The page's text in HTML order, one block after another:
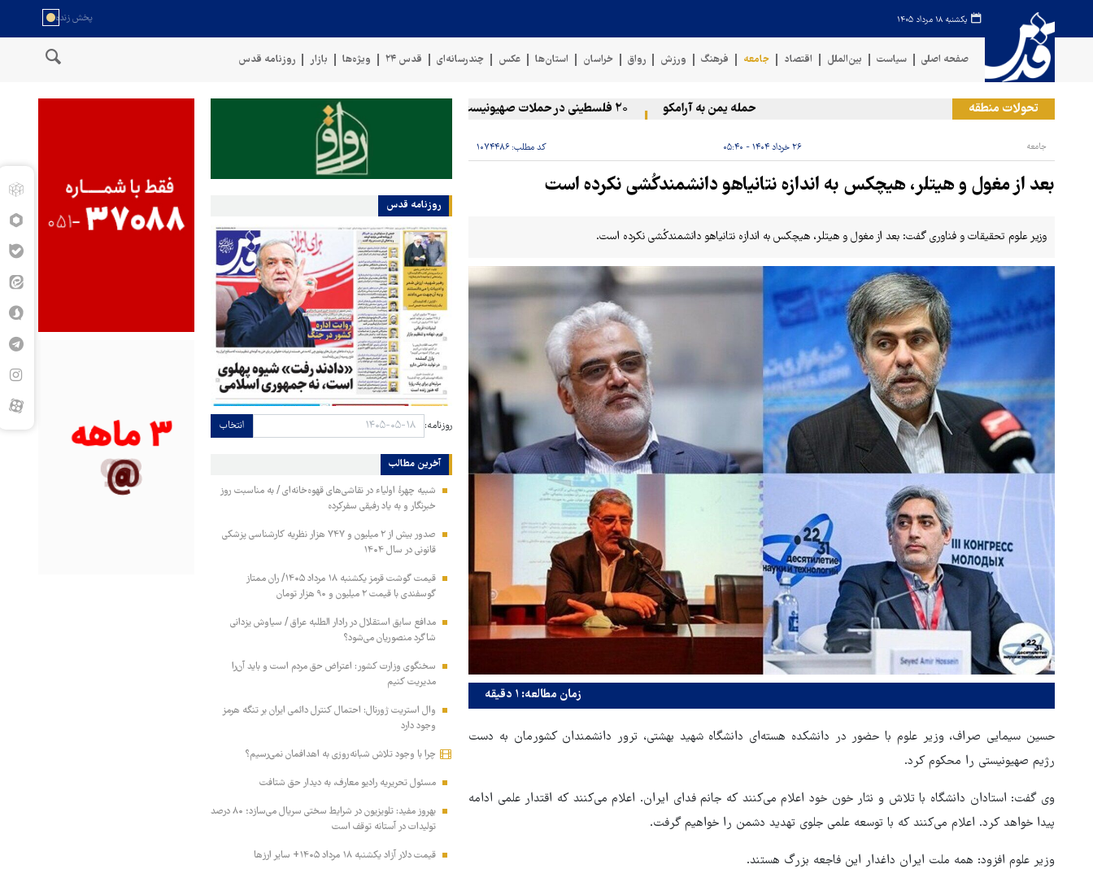
یکشنبه ۱۸ مرداد ۱۴۰۵
صفحه اصلی سیاست بین‌الملل اقتصاد جامعه فرهنگ ورزش رواق خراسان استان‌ها عکس چندرسانه‌ای قدس ۲۴ ویژه‌ها بازار روزنامه قدس
تحولات منطقه حمله یمن به آرامکو ۲۰ فلسطینی در حملات صهیونیست‌ها و شهرک‌نشینان در کرانه باختری زخمی شدند
جامعه ۲۶ خرداد ۱۴۰۴ - ۰۵:۴۰ کد مطلب: ۱۰۷۴۴۸۶
بعد از مغول و هیتلر، هیچکس به اندازه نتانیاهو دانشمندکُشی نکرده است
وزیر علوم تحقیقات و فناوری گفت: بعد از مغول و هیتلر، هیچکس به اندازه نتانیاهو دانشمندکُشی نکرده است.
زمان مطالعه: ۱ دقیقه
حسین سیمایی صراف، وزیر علوم با حضور در دانشکده هسته‌ای دانشگاه شهید بهشتی، ترور دانشمندان کشورمان به دست
رژیم صهیونیستی را محکوم کرد.
وی گفت: استادان دانشگاه با تلاش و نثار خون خود اعلام می‌کنند که جانم فدای ایران. اعلام می‌کنند که اقتدار علمی ادامه
پیدا خواهد کرد. اعلام می‌کنند که با توسعه علمی جلوی تهدید دشمن را خواهیم گرفت.
وزیر علوم افزود: همه ملت ایران داغدار این فاجعه بزرگ هستند.
روزنامه قدس
روزنامه: انتخاب
آخرین مطالب
شبیه چهرۀ اولیاء در نقاشی‌های قهوه‌خانه‌ای / به مناسبت روز
خبرنگار و به یاد رفیقی سفرکرده
صدور بیش از ۲ میلیون و ۷۴۷ هزار نظریه کارشناسی پزشکی
قانونی در سال ۱۴۰۴
قیمت گوشت قرمز یکشنبه ۱۸ مرداد ۱۴۰۵/ ران ممتاز
گوسفندی با قیمت ۲ میلیون و ۹۰ هزار تومان
مدافع سابق استقلال در رادار الطلبه عراق / سیاوش یزدانی
شاگرد منصوریان می‌شود؟
سخنگوی وزارت کشور: اعتراض حق مردم است و باید آن‌را
مدیریت کنیم
وال استریت ژورنال: احتمال کنترل دائمی ایران بر تنگه هرمز
وجود دارد
چرا با وجود تلاش شبانه‌روزی به اهدافمان نمی‌رسیم؟
مسئول تحریریه رادیو معارف، به دیدار حق شتافت
بهروز مفید: تلویزیون در شرایط سختی سریال می‌سازد؛ ۸۰ درصد
تولیدات در آستانه توقف است
قیمت دلار آزاد یکشنبه ۱۸ مرداد ۱۴۰۵+ سایر ارزها